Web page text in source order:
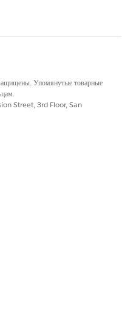
Упомянутые товарные
Street, 3rd Floor, San